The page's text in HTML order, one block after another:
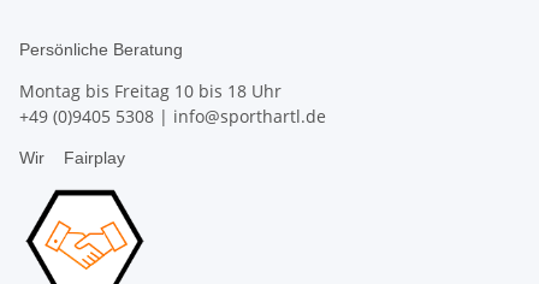
Persönliche Beratung
Montag bis Freitag 10 bis 18 Uhr
+49 (0)9405 5308 | info@sporthartl.de
Wir Fairplay